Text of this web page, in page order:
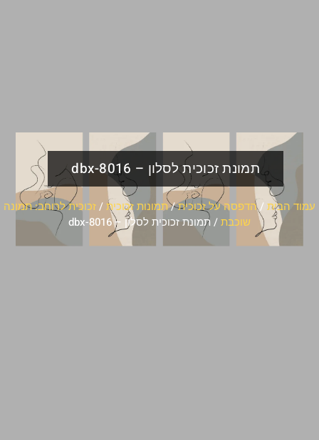
תמונת זכוכית לסלון – dbx-8016
עמוד הבית /הדפסה על זכוכית/תמונות זכוכית/זכוכית לרוחב: תמונה
שוכבת/ תמונת זכוכית לסלון – dbx-8016